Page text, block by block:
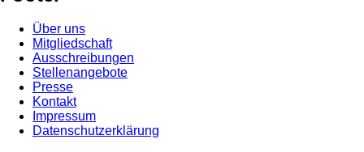
Über uns
Mitgliedschaft
Ausschreibungen
Stellenangebote
Presse
Kontakt
Impressum
Datenschutzerklärung